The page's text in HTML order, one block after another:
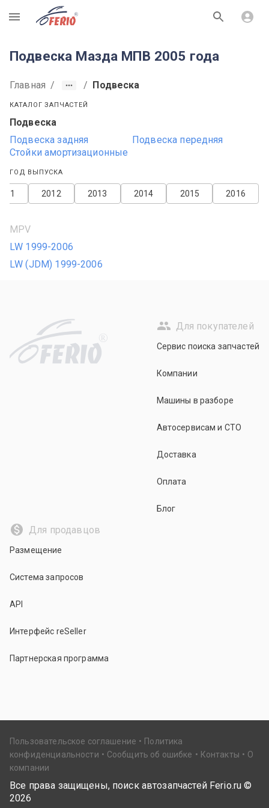
R
Подвеска Мазда МПВ 2005 года
Главная / / Подвеска
КАТАЛОГ ЗАПЧАСТЕЙ
Подвеска
Подвеска задняя
Подвеска передняя
Стойки амортизационные
ГОД ВЫПУСКА
2016
2015
2014
2013
2012
MPV
LW 1999-2006
LW (JDM) 1999-2006
R
Для покупателей
Сервис поиска запчастей
Компании
Машины в разборе
Автосервисам и СТО
Доставка
Оплата
Блог
Для продавцов
Размещение
Система запросов
API
Интерфейс reSeller
Партнерская программа
Пользовательское соглашение
Политика
конфиденциальности
Сообщить об ошибке Контакты
О
компании
Все права защищены, поиск автозапчастей Ferio.ru ©
2026